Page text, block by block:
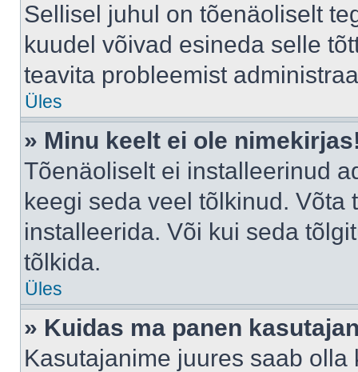
Sellisel juhul on tõenäoliselt
kuudel võivad esineda selle
teavita probleemist
Üles
» Minu keelt ei ole
Tõenäoliselt ei installeerinud
keegi seda veel tõlkinud.
installeerida. Või kui seda
tõlkida.
Üles
» Kuidas ma panen
Kasutajanime juures saab